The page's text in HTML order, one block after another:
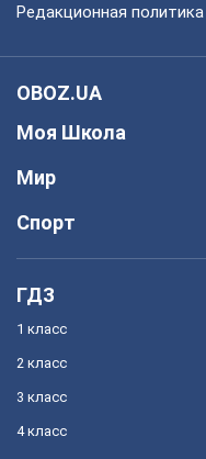
Редакционная политика
OBOZ.UA
Моя Школа
Мир
Спорт
ГДЗ
1 класс
2 класс
3 класс
4 класс